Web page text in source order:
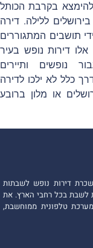
בקרבת הכותל
ללילה. דירה
תושבים המתגוררים
דירות נופש בעיר
נופשים ותיירים
כלל לא ילכו לדירה
או מלון ברובע
דירות נופש לשבתות
לשבת בכל רחבי הארץ. את
טלפונית ממוחשבת,